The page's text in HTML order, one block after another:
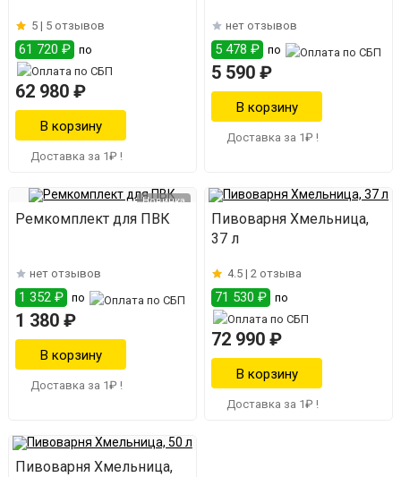
5 | 5 отзывов
61 720 ₽ по
62 980 ₽
Доставка за 1₽ !
нет отзывов
5 478 ₽ по
5 590 ₽
Доставка за 1₽ !
Новинка
Ремкомплект для ПВК
нет отзывов
1 352 ₽ по
1 380 ₽
Доставка за 1₽ !
Пивоварня Хмельница,
37 л
4.5 |2 отзыва
71 530 ₽ по
72 990 ₽
Доставка за 1₽ !
Пивоварня Хмельница,